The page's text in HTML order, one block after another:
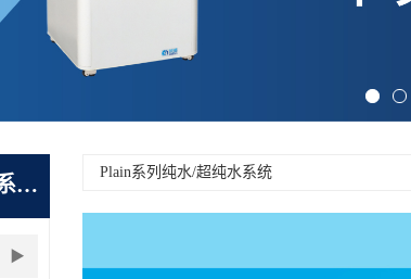
PLAIN系列纯水/超纯水系统
Plain系列纯水/超纯水系统